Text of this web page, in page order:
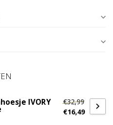
IVORY
€32,99
€16,49